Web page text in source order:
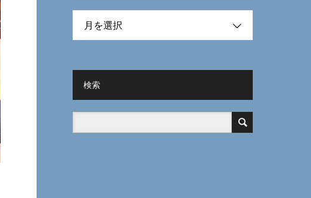
月を選択
検索